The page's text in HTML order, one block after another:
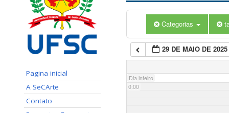
Pagina inicial
A SeCArte
Contato
Categorias
29 DE MAIO DE 2025
Dia inteiro
0:00